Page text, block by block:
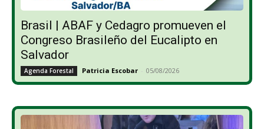
Brasil | ABAF y Cedagro promueven el
Congreso Brasileño del Eucalipto en
Salvador
Agenda Forestal Patricia Escobar - 05/08/2026